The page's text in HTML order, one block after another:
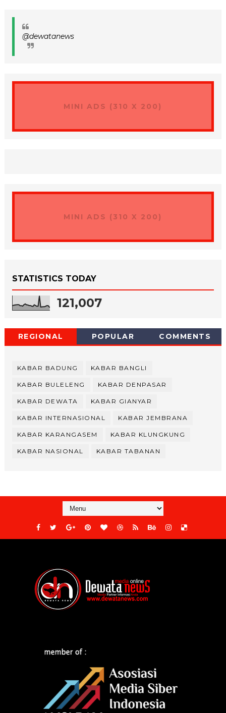
@dewatanews
MINI ADS (310 X 200)
MINI ADS (310 X 200)
STATISTICS TODAY
121,007
REGIONAL POPULAR COMMENTS
KABAR BADUNG KABAR BANGLI
KABAR BULELENG KABAR DENPASAR
KABAR DEWATA KABAR GIANYAR
KABAR INTERNASIONAL KABAR JEMBRANA
KABAR KARANGASEM KABAR KLUNGKUNG
KABAR NASIONAL KABAR TABANAN